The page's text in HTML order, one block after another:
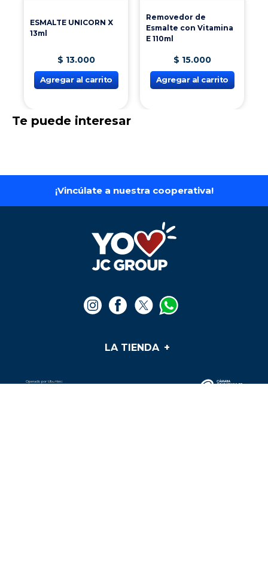
ESMALTE UNICORN X
13ml
$ 13.000
Agregar al carrito
Removedor de
Esmalte con Vitamina
E 110ml
$ 15.000
Agregar al carrito
Te puede interesar
¡Vincúlate a nuestra cooperativa!
LA TIENDA +